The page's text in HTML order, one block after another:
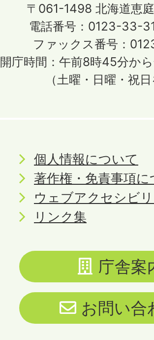
〒061-1498 北海道恵
電話番号：0123-33-
ファックス番号：
開庁時間：午前8時45分か
（土曜・日曜・祝
個人情報について
著作権・免責事項
ウェブアクセシビ
リンク集
庁舎案
お問い合